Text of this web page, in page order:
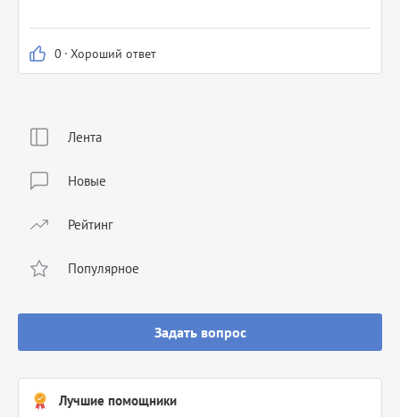
Лента
Новые
Рейтинг
Популярное
Задать вопрос
Лучшие помощники
0 · Хороший ответ